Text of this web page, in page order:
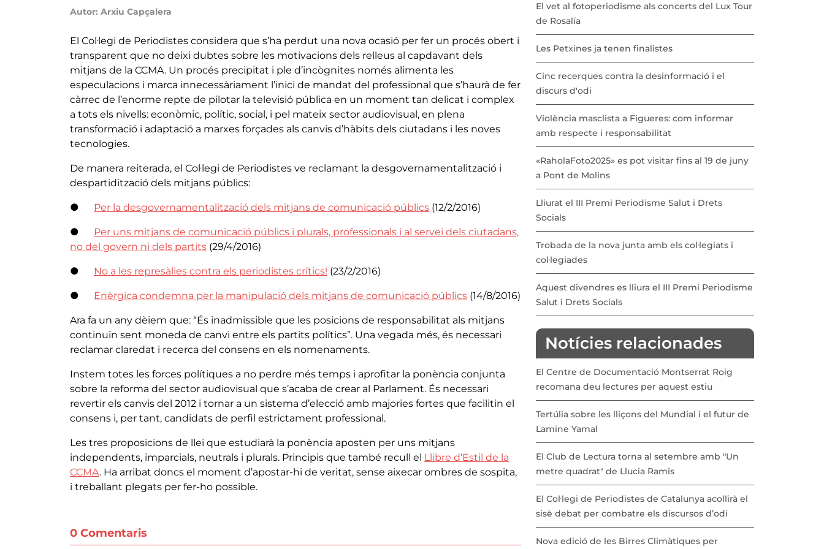
Autor: Arxiu Capçalera
El Col·legi de Periodistes considera que s’ha perdut una nova ocasió per fer un procés obert i
transparent que no deixi dubtes sobre les motivacions dels relleus al capdavant dels
mitjans de la CCMA. Un procés precipitat i ple d’incògnites només alimenta les
especulacions i marca innecessàriament l’inici de mandat del professional que s’haurà de fer
càrrec de l’enorme repte de pilotar la televisió pública en un moment tan delicat i complex
a tots els nivells: econòmic, polític, social, i pel mateix sector audiovisual, en plena
transformació i adaptació a marxes forçades als canvis d’hàbits dels ciutadans i les noves
tecnologies.
De manera reiterada, el Col·legi de Periodistes ve reclamant la desgovernamentalització i
despartidització dels mitjans públics:
● Per la desgovernamentalització dels mitjans de comunicació públics (12/2/2016)
● Per uns mitjans de comunicació públics i plurals, professionals i al servei dels ciutadans,
no del govern ni dels partits (29/4/2016)
● No a les represàlies contra els periodistes crítics! (23/2/2016)
● Enèrgica condemna per la manipulació dels mitjans de comunicació públics (14/8/2016)
Ara fa un any dèiem que: “És inadmissible que les posicions de responsabilitat als mitjans
continuïn sent moneda de canvi entre els partits polítics”. Una vegada més, és necessari
reclamar claredat i recerca del consens en els nomenaments.
Instem totes les forces polítiques a no perdre més temps i aprofitar la ponència conjunta
sobre la reforma del sector audiovisual que s’acaba de crear al Parlament. És necessari
revertir els canvis del 2012 i tornar a un sistema d’elecció amb majories fortes que facilitin el
consens i, per tant, candidats de perfil estrictament professional.
Les tres proposicions de llei que estudiarà la ponència aposten per uns mitjans
independents, imparcials, neutrals i plurals. Principis que també recull el Llibre d’Estil de la
CCMA. Ha arribat doncs el moment d’apostar-hi de veritat, sense aixecar ombres de sospita,
i treballant plegats per fer-ho possible.​
0 Comentaris
El vet al fotoperiodisme als concerts del Lux Tour
de Rosalía
Les Petxines ja tenen finalistes
Cinc recerques contra la desinformació i el
discurs d'odi
Violència masclista a Figueres: com informar
amb respecte i responsabilitat
«RaholaFoto2025» es pot visitar fins al 19 de juny
a Pont de Molins
Lliurat el III Premi Periodisme Salut i Drets
Socials
Trobada de la nova junta amb els col·legiats i
col·legiades
Aquest divendres es lliura el III Premi Periodisme
Salut i Drets Socials
Notícies relacionades
El Centre de Documentació Montserrat Roig
recomana deu lectures per aquest estiu
Tertúlia sobre les lliçons del Mundial i el futur de
Lamine Yamal
El Club de Lectura torna al setembre amb "Un
metre quadrat" de Llucia Ramis
El Col·legi de Periodistes de Catalunya acollirà el
sisè debat per combatre els discursos d’odi
Nova edició de les Birres Climàtiques per